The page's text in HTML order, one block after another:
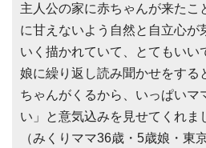
主人公の家に赤ちゃんが来たこ
に甘えないよう自然と自立心が
いく描かれていて、とてもいい
娘に繰り返し読み聞かせをする
ちゃんがくるから、いっぱいマ
い」と意気込みを見せてくれま
（みくりママ36歳・5歳娘・東